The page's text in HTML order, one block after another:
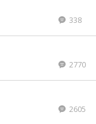
338
2770
2605